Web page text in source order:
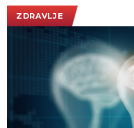
ZDRAVLJE